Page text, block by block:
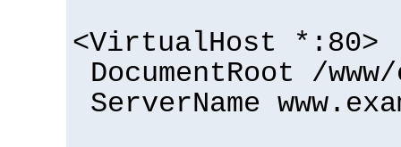
<VirtualHost *:80>
DocumentRoot /
ServerName